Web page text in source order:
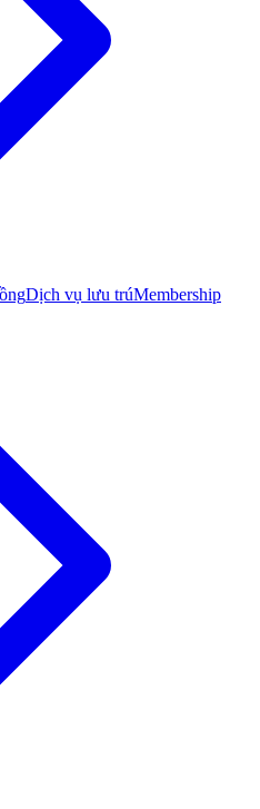
Dịch vụ lưu trúMembership